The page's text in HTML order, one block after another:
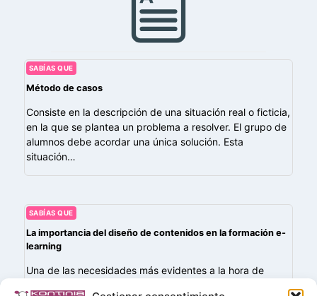
SABÍAS QUE
Método de casos
Consiste en la descripción de una situación real o ficticia,
en la que se plantea un problema a resolver. El grupo de
alumnos debe acordar una única solución. Esta
situación…
SABÍAS QUE
La importancia del diseño de contenidos en la formación e-
learning
Una de las necesidades más evidentes a la hora de